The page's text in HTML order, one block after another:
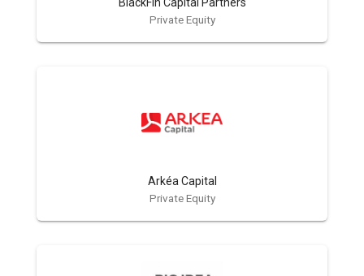
Private Equity
Arkéa Capital
Private Equity